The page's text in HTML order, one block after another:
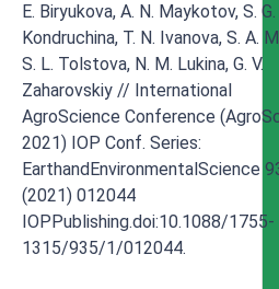
E. Biryukova, A. N. Maykotov, S. G.
Kondruchina, T. N. Ivanova, S. A.
S. L. Tolstova, N. M. Lukina, G. V.
Zaharovskiy // International
AgroScience Conference
2021) IOP Conf. Series:
EarthandEnvironmentalScience
(2021) 012044
IOPPublishing.doi:10.1088/1755-
1315/935/1/012044.